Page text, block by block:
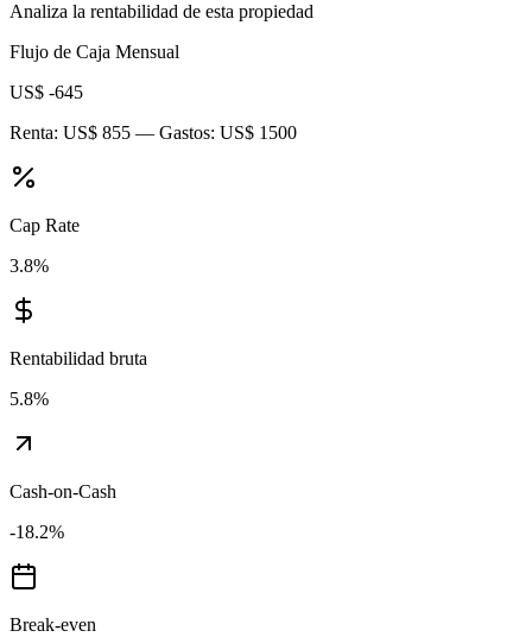
Analiza la rentabilidad de esta propiedad
Flujo de Caja Mensual
US$ -645
Renta: US$ 855 — Gastos: US$ 1500
Cap Rate
3.8%
Rentabilidad bruta
5.8%
Cash-on-Cash
-18.2%
Break-even